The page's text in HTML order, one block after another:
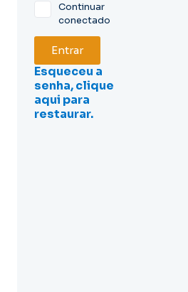
Continuar
conectado
Entrar
Esqueceu a
senha, clique
aqui para
restaurar.